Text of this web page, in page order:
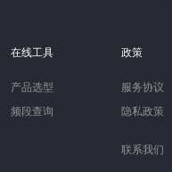
在线工具
产品选型
频段查询
政策
服务协议
隐私政策
联系我们